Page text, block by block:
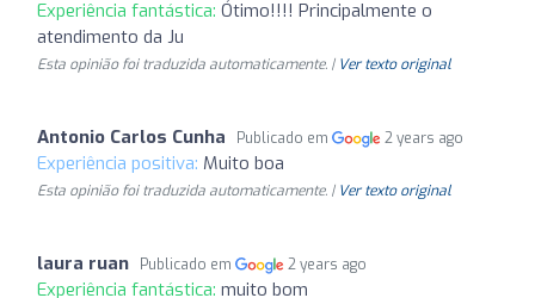
Experiência fantástica: Ótimo!!!! Principalmente o
atendimento da Ju
Esta opinião foi traduzida automaticamente. | Ver texto original
Antonio Carlos Cunha Publicado em 2 years ago
Experiência positiva: Muito boa
Esta opinião foi traduzida automaticamente. | Ver texto original
laura ruan Publicado em 2 years ago
Experiência fantástica: muito bom